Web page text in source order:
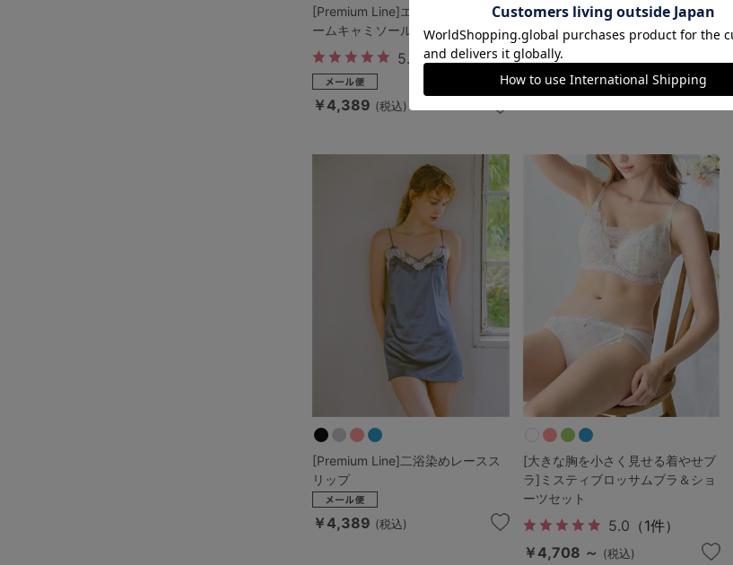
[Premium Line]エンタングルブル
ームキャミソール
5.0 （1件）
￥4,389 (税込)
モッズポンチョレインコート
￥5,390 (税込)
[Premium Line]二浴染めレースス
リップ
￥4,389 (税込)
[大きな胸を小さく見せる着やせブ
ラ]ミスティブロッサムブラ＆ショ
ーツセット
5.0 （1件）
￥4,708 ～ (税込)